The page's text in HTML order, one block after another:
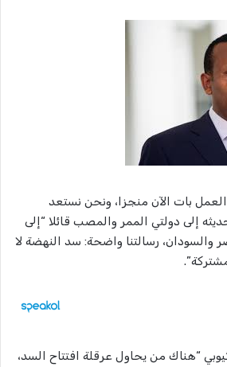
بات الآن منجزا، ونحن نستعد
إلى دولتي الممر والمصب قائلا “إلى
والسودان، رسالتنا واضحة: سد النهضة لا
“هناك من يحاول عرقلة افتتاح السد،